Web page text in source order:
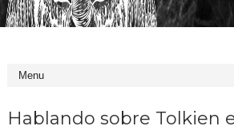
Hablando sobre Tolkien